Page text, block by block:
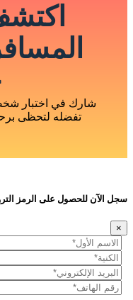
شارك في اختبار
تفضله لتحظى
سجل الآن للحصول على الرمز
×